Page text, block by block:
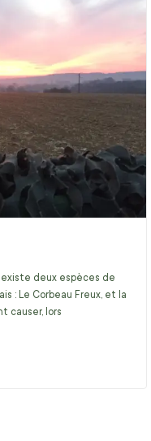
existe deux espèces de
: Le Corbeau Freux, et la
causer, lors